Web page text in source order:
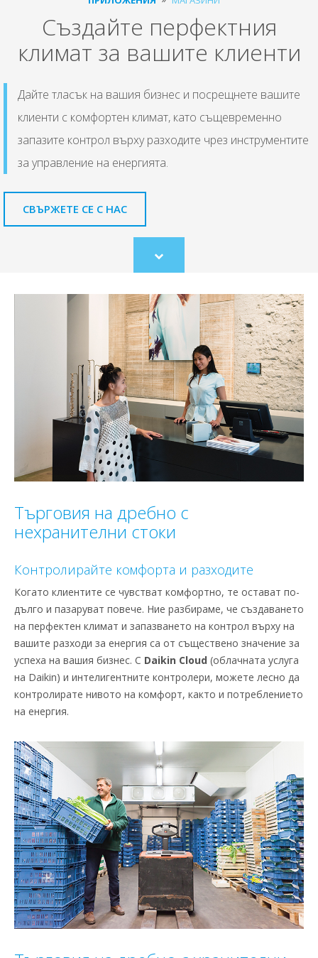
Създайте перфектния
климат за вашите клиенти
Дайте тласък на вашия бизнес и посрещнете вашите
клиенти с комфортен климат, като същевременно
запазите контрол върху разходите чрез инструментите
за управление на енергията.
СВЪРЖЕТЕ СЕ С НАС
Scroll
to
Търговия на дребно с
нехранителни стоки
Контролирайте комфорта и разходите
Когато клиентите се чувстват комфортно, те остават по-
дълго и пазаруват повече. Ние разбираме, че създаването
на перфектен климат и запазването на контрол върху на
вашите разходи за енергия са от съществено значение за
успеха на вашия бизнес. С Daikin Cloud (облачната услуга
на Daikin) и интелигентните контролери, можете лесно да
контролирате нивото на комфорт, както и потреблението
на енергия.